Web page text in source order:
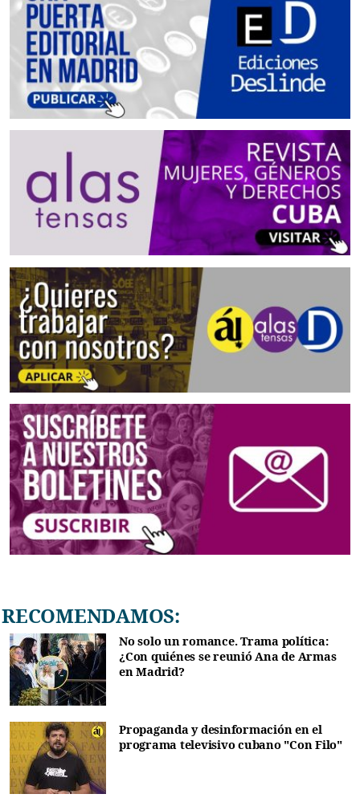
RECOMENDAMOS:
No solo un romance. Trama política:
¿Con quiénes se reunió Ana de Armas
en Madrid?
Propaganda y desinformación en el
programa televisivo cubano "Con Filo"